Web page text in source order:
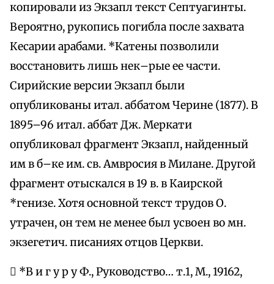
копировали из Экзапл текст Септуагинты.
Вероятно, рукопись погибла после захвата
Кесарии арабами. *Катены позволили
восстановить лишь нек–рые ее части.
Сирийские версии Экзапл были
опубликованы итал. аббатом Черине (1877). В
1895–96 итал. аббат Дж. Меркати
опубликовал фрагмент Экзапл, найденный
им в б–ке им. св. Амвросия в Милане. Другой
фрагмент отыскался в 19 в. в Каирской
*генизе. Хотя основной текст трудов О.
утрачен, он тем не менее был усвоен во мн.
экзегетич. писаниях отцов Церкви.
 *В и г у р у Ф., Руководство… т.1, М., 19162,